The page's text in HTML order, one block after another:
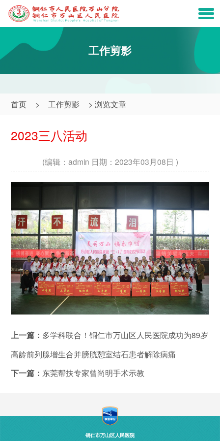
工作剪影
首页 > 工作剪影 > 浏览文章
2023三八活动
(编辑：admin 日期：2023年03月08日 )
上一篇： 多学科联合！铜仁市万山区人民医院成功为89岁
高龄前列腺增生合并膀胱憩室结石患者解除病痛
下一篇： 东莞帮扶专家曾尚明手术示教
铜仁市万山区人民医院